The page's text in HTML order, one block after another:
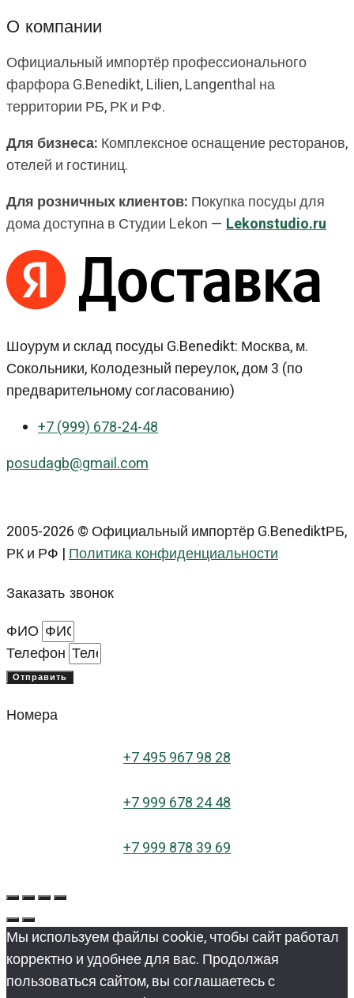
О компании
Официальный импортёр профессионального
фарфора G.Benedikt, Lilien, Langenthal на
территории РБ, РК и РФ.
Для бизнеса: Комплексное оснащение ресторанов,
отелей и гостиниц.
Для розничных клиентов: Покупка посуды для
дома доступна в Студии Lekon — Lekonstudio.ru
Шоурум и склад посуды G.Benedikt: Москва, м.
Сокольники, Колодезный переулок, дом 3 (по
предварительному согласованию)
+7 (999) 678-24-48
posudagb@gmail.com
2005-2026 © Официальный импортёр G.BenediktРБ,
РК и РФ |Политика конфиденциальности
Заказать звонок
ФИО
Телефон
Отправить
Номера
+7 495 967 98 28
+7 999 678 24 48
+7 999 878 39 69
Мы используем файлы cookie, чтобы сайт работал
корректно и удобнее для вас. Продолжая
пользоваться сайтом, вы соглашаетесь с